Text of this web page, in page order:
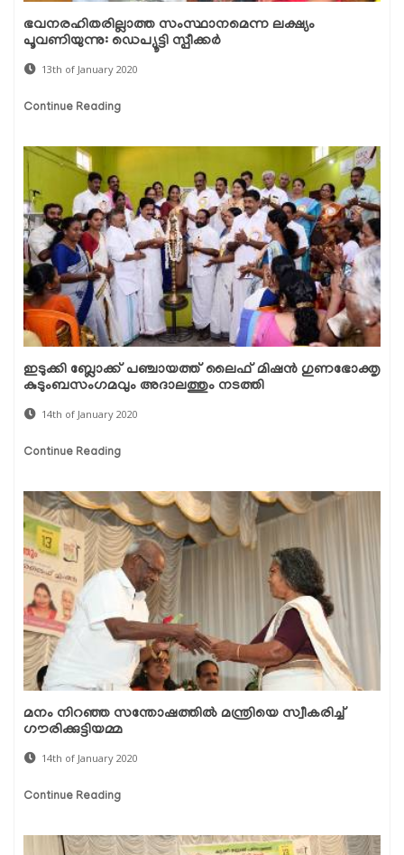
ഭവനരഹിതരില്ലാത്ത സംസ്ഥാനമെന്ന ലക്ഷ്യം
പൂവണിയുന്നു: ഡെപ്യൂട്ടി സ്പീക്കര്‍
13th of January 2020
Continue Reading
ഇടുക്കി ബ്ലോക്ക് പഞ്ചായത്ത് ലൈഫ് മിഷന്‍ ഗുണഭോക്തൃ
കുടുംബസംഗമവും അദാലത്തും നടത്തി
14th of January 2020
Continue Reading
മനം നിറഞ്ഞ സന്തോഷത്തില്‍ മന്ത്രിയെ സ്വീകരിച്ച്
ഗൗരിക്കുട്ടിയമ്മ
14th of January 2020
Continue Reading